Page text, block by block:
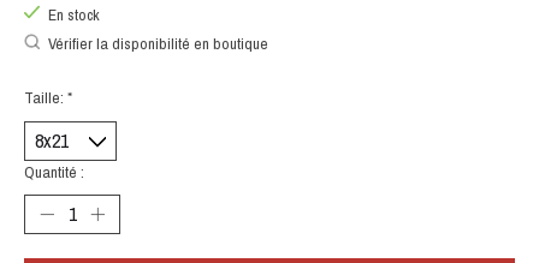
En stock
Vérifier la disponibilité en boutique
Taille: *
Quantité :